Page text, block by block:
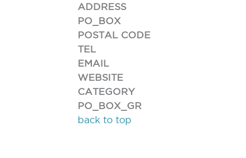
ADDRESS
PO_BOX
POSTAL CODE
TEL
EMAIL
WEBSITE
CATEGORY
PO_BOX_GR
back to top